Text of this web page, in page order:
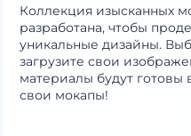
Коллекция изысканных
разработана, чтобы
уникальные дизайны.
загрузите свои
материалы будут
свои мокапы!